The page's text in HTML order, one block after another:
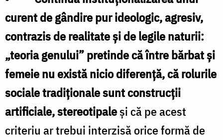
curent de gândire pur ideologic, agresiv,
contrazis de realitate și de legile naturii:
„teoria genului” pretinde că între bărbat și
femeie nu există nicio diferență, că rolurile
sociale tradiționale sunt construcții
artificiale, stereotipaleși că pe acest
criteriu ar trebui interzisă orice formă de